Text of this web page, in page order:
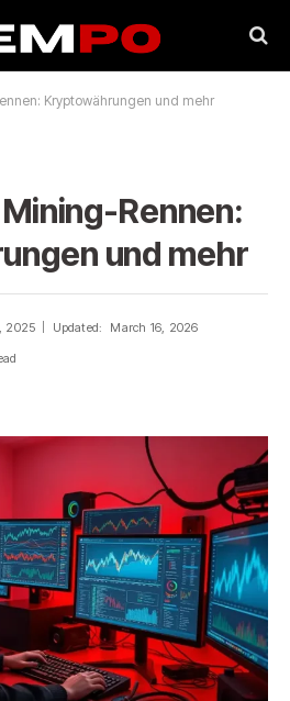
Kryptowährungen und mehr
Rennen:
und mehr
2025 Updated:
March 16, 2026